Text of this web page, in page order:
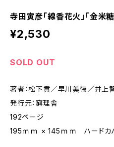
寺田寅彦「線香花火」「金米
¥2,530
SOLD OUT
著者：松下貢／早川美徳／井上
発行元：窮理舎
192ページ
195ｍｍ × 145ｍｍ ハードカ